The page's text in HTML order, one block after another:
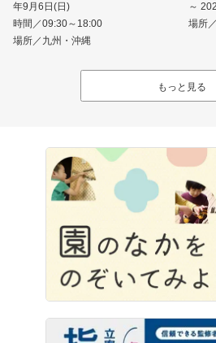
年9月6日(日)
時間／09:30～18:00
場所／九州・沖縄
～
場所
もっと見る